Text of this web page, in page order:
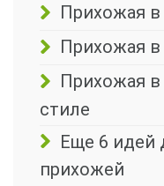
Прихожая
Прихожая в
Прихожая
стиле
Еще 6 идей
прихожей